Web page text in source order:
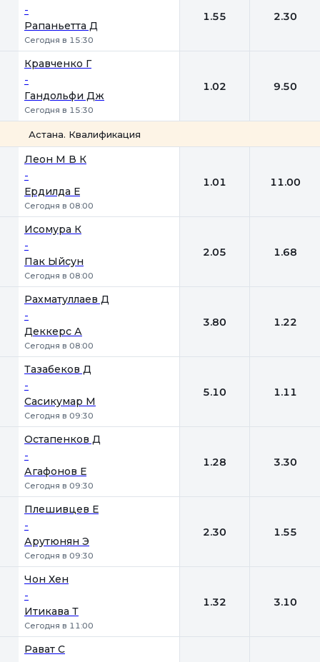
-
Рапаньетта Д
Сегодня в 15:30
1.55 2.30
Кравченко Г
-
Гандольфи Дж
Сегодня в 15:30
1.02 9.50
Астана. Квалификация
Леон М В К
-
Ердилда Е
Сегодня в 08:00
1.01 11.00
Исомура К
-
Пак Ыйсун
Сегодня в 08:00
2.05 1.68
Рахматуллаев Д
-
Деккерс А
Сегодня в 08:00
3.80 1.22
Тазабеков Д
-
Сасикумар М
Сегодня в 09:30
5.10 1.11
Остапенков Д
-
Агафонов Е
Сегодня в 09:30
1.28 3.30
Плешивцев Е
-
Арутюнян Э
Сегодня в 09:30
2.30 1.55
Чон Хен
-
Итикава Т
Сегодня в 11:00
1.32 3.10
Рават С